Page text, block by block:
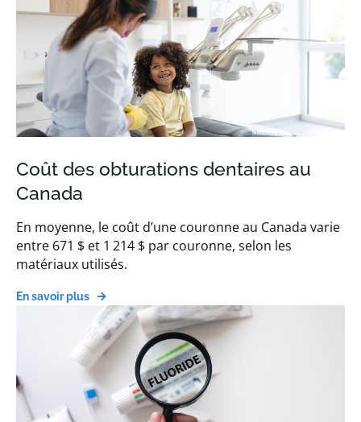
Coût des obturations dentaires au
Canada
En moyenne, le coût d’une couronne au Canada varie
entre 671 $ et 1 214 $ par couronne, selon les
matériaux utilisés.
En savoir plus